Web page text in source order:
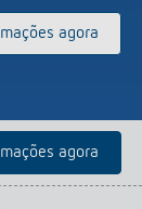
agora
agora